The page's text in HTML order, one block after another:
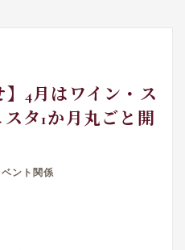
】4月はワイン・ス
スタ1か月丸ごと開
ント関係